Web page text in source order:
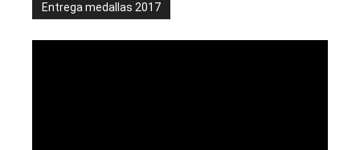
Entrega medallas 2017